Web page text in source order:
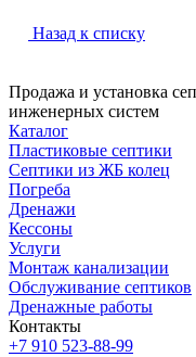
Назад к списку
Продажа и установка
инженерных систем
Каталог
Пластиковые септики
Септики из ЖБ колец
Погреба
Дренажи
Кессоны
Услуги
Монтаж канализации
Обслуживание септиков
Дренажные работы
Контакты
+7 910 523-88-99